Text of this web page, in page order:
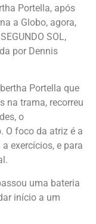
Portella, após
a Globo, agora,
SOL,
por Dennis
Portella que
na trama, recorreu
o
O foco da atriz é a
exercícios, e para
uma bateria
início a um